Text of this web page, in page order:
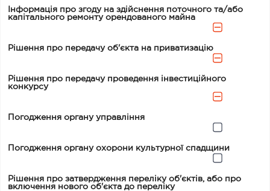
Інформація про згоду на здійснення поточного та/або
капітального ремонту орендованого майна
Рішення про передачу об'єкта на приватизацію
Рішення про передачу проведення інвестиційного
конкурсу
Погодження органу управління
Погодження органу охорони культурної спадщини
Рішення про затвердження переліку об'єктів, або про
включення нового об'єкта до переліку